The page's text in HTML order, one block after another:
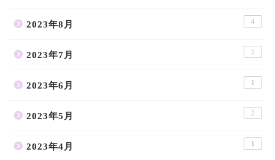
2023年8月 4
2023年7月 2
2023年6月 1
2023年5月 2
2023年4月 1